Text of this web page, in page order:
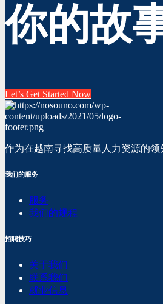
你的故
Let’s Get Started Now
作为在越南寻找高质量人力资源的领
我们的服务
服务
我们的规程
招聘技巧
关于我们
联系我们
就业信息